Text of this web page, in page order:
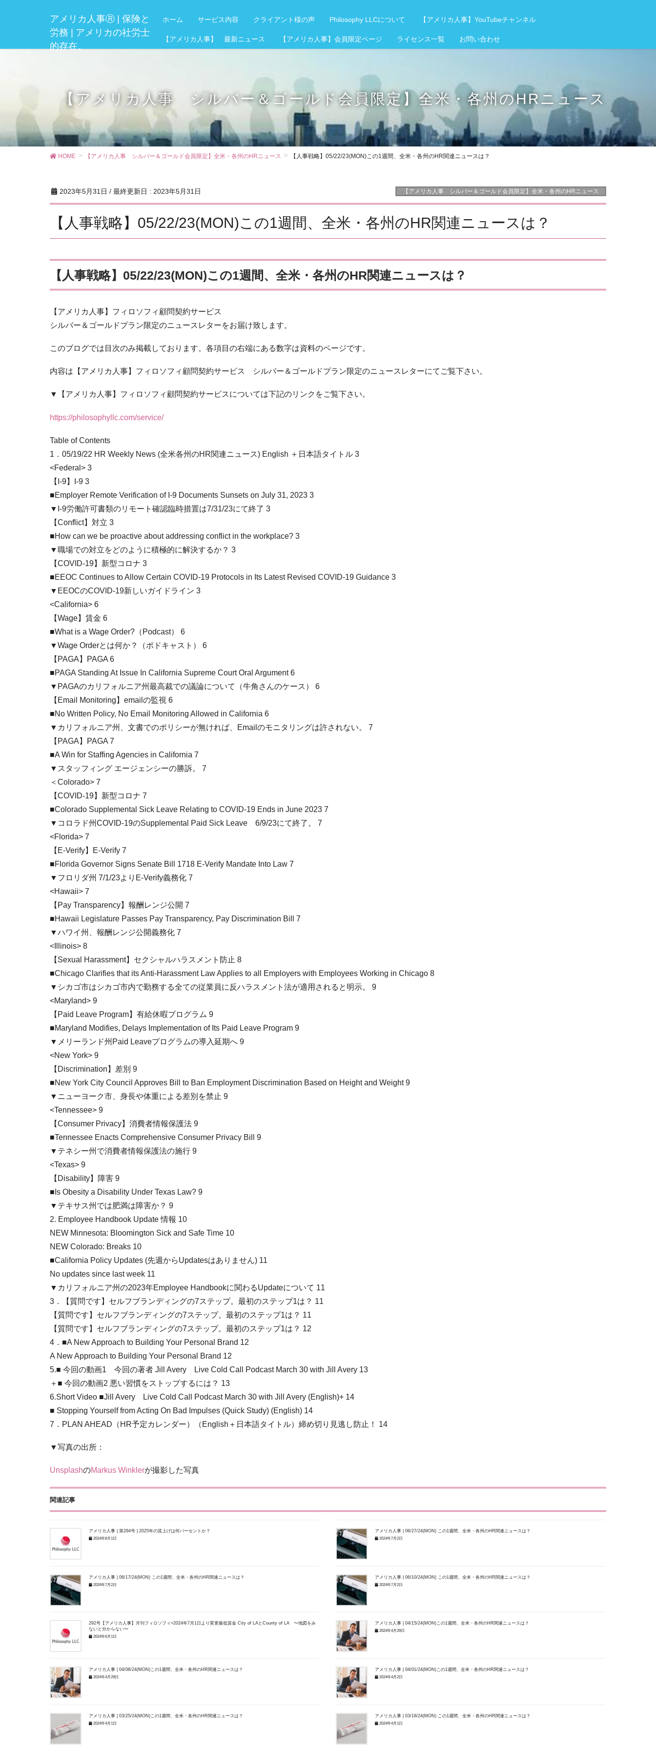
アメリカ人事Ⓡ | 保険と
労務 | アメリカの社労士
的存在。
ホーム サービス内容 クライアント様の声 Philosophy LLCについて 【アメリカ人事】YouTubeチャンネル
【アメリカ人事】 最新ニュース 【アメリカ人事】会員限定ページ ライセンス一覧 お問い合わせ
【アメリカ人事 シルバー＆ゴールド会員限定】全米・各州のHRニュース
HOME 【アメリカ人事 シルバー＆ゴールド会員限定】全米・各州のHRニュース 【人事戦略】05/22/23(MON)この1週間、全米・各州のHR関連ニュースは？
2023年5月31日 / 最終更新日 : 2023年5月31日 【アメリカ人事 シルバー＆ゴールド会員限定】全米・各州のHRニュース
【人事戦略】05/22/23(MON)この1週間、全米・各州のHR関連ニュースは？
【人事戦略】05/22/23(MON)この1週間、全米・各州のHR関連ニュースは？
【アメリカ人事】フィロソフィ顧問契約サービス
シルバー＆ゴールドプラン限定のニュースレターをお届け致します。
このブログでは目次のみ掲載しております。各項目の右端にある数字は資料のページです。
内容は【アメリカ人事】フィロソフィ顧問契約サービス シルバー＆ゴールドプラン限定のニュースレターにてご覧下さい。
▼【アメリカ人事】フィロソフィ顧問契約サービスについては下記のリンクをご覧下さい。
https://philosophyllc.com/service/
Table of Contents
1．05/19/22 HR Weekly News (全米各州のHR関連ニュース) English ＋日本語タイトル 3
<Federal> 3
【I-9】I-9 3
■Employer Remote Verification of I-9 Documents Sunsets on July 31, 2023 3
▼I-9労働許可書類のリモート確認臨時措置は7/31/23にて終了 3
【Conflict】対立 3
■How can we be proactive about addressing conflict in the workplace? 3
▼職場での対立をどのように積極的に解決するか？ 3
【COVID-19】新型コロナ 3
■EEOC Continues to Allow Certain COVID-19 Protocols in Its Latest Revised COVID-19 Guidance 3
▼EEOCのCOVID-19新しいガイドライン 3
<California> 6
【Wage】賃金 6
■What is a Wage Order?（Podcast） 6
▼Wage Orderとは何か？（ポドキャスト） 6
【PAGA】PAGA 6
■PAGA Standing At Issue In California Supreme Court Oral Argument 6
▼PAGAのカリフォルニア州最高裁での議論について（牛角さんのケース） 6
【Email Monitoring】emailの監視 6
■No Written Policy, No Email Monitoring Allowed in California 6
▼カリフォルニア州、文書でのポリシーが無ければ、Emailのモニタリングは許されない。 7
【PAGA】PAGA 7
■A Win for Staffing Agencies in California 7
▼スタッフィング エージェンシーの勝訴。 7
＜Colorado> 7
【COVID-19】新型コロナ 7
■Colorado Supplemental Sick Leave Relating to COVID-19 Ends in June 2023 7
▼コロラド州COVID-19のSupplemental Paid Sick Leave 6/9/23にて終了。 7
<Florida> 7
【E-Verify】E-Verify 7
■Florida Governor Signs Senate Bill 1718 E-Verify Mandate Into Law 7
▼フロリダ州 7/1/23よりE-Verify義務化 7
<Hawaii> 7
【Pay Transparency】報酬レンジ公開 7
■Hawaii Legislature Passes Pay Transparency, Pay Discrimination Bill 7
▼ハワイ州、報酬レンジ公開義務化 7
<Illinois> 8
【Sexual Harassment】セクシャルハラスメント防止 8
■Chicago Clarifies that its Anti-Harassment Law Applies to all Employers with Employees Working in Chicago 8
▼シカゴ市はシカゴ市内で勤務する全ての従業員に反ハラスメント法が適用されると明示。 9
<Maryland> 9
【Paid Leave Program】有給休暇プログラム 9
■Maryland Modifies, Delays Implementation of Its Paid Leave Program 9
▼メリーランド州Paid Leaveプログラムの導入延期へ 9
<New York> 9
【Discrimination】差別 9
■New York City Council Approves Bill to Ban Employment Discrimination Based on Height and Weight 9
▼ニューヨーク市、身長や体重による差別を禁止 9
<Tennessee> 9
【Consumer Privacy】消費者情報保護法 9
■Tennessee Enacts Comprehensive Consumer Privacy Bill 9
▼テネシー州で消費者情報保護法の施行 9
<Texas> 9
【Disability】障害 9
■Is Obesity a Disability Under Texas Law? 9
▼テキサス州では肥満は障害か？ 9
2. Employee Handbook Update 情報 10
NEW Minnesota: Bloomington Sick and Safe Time 10
NEW Colorado: Breaks 10
■California Policy Updates (先週からUpdatesはありません) 11
No updates since last week 11
▼カリフォルニア州の2023年Employee Handbookに関わるUpdateについて 11
3．【質問です】セルフブランディングの7ステップ。最初のステップ1は？ 11
【質問です】セルフブランディングの7ステップ。最初のステップ1は？ 11
【質問です】セルフブランディングの7ステップ。最初のステップ1は？ 12
4．■A New Approach to Building Your Personal Brand 12
A New Approach to Building Your Personal Brand 12
5.■ 今回の動画1 今回の著者 Jill Avery Live Cold Call Podcast March 30 with Jill Avery 13
＋■ 今回の動画2 悪い習慣をストップするには？ 13
6.Short Video ■Jill Avery Live Cold Call Podcast March 30 with Jill Avery (English)+ 14
■ Stopping Yourself from Acting On Bad Impulses (Quick Study) (English) 14
7．PLAN AHEAD（HR予定カレンダー）（English＋日本語タイトル）締め切り見逃し防止！ 14
▼写真の出所：
UnsplashのMarkus Winklerが撮影した写真
関連記事
アメリカ人事 | 第294号 | 2025年の賃上げは何パーセントか？
2024年8月1日
アメリカ人事 | 06/27/24(MON) この1週間、全米・各州のHR関連ニュースは？
2024年7月2日
アメリカ人事 | 06/17/24(MON) この1週間、全米・各州のHR関連ニュースは？
2024年7月2日
アメリカ人事 | 06/10/24(MON) この1週間、全米・各州のHR関連ニュースは？
2024年7月2日
292号【アメリカ人事】月刊フィロソフィ=2024年7月1日より変更最低賃金 City of LAとCounty of LA 〜地図をみ
ないと分からない〜
2024年6月1日
アメリカ人事 | 04/15/24(MON)この1週間、全米・各州のHR関連ニュースは？
2024年4月29日
アメリカ人事 | 04/08/24(MON)この1週間、全米・各州のHR関連ニュースは？
2024年4月29日
アメリカ人事 | 04/01/24(MON)この1週間、全米・各州のHR関連ニュースは？
2024年4月2日
アメリカ人事 | 03/25/24(MON)この1週間、全米・各州のHR関連ニュースは？
2024年4月1日
アメリカ人事 | 03/18/24(MON) この1週間、全米・各州のHR関連ニュースは？
2024年4月1日